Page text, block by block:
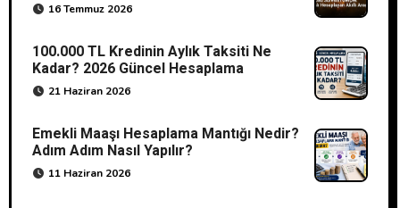
16 Temmuz 2026
100.000 TL Kredinin Aylık Taksiti Ne
Kadar? 2026 Güncel Hesaplama
21 Haziran 2026
Emekli Maaşı Hesaplama Mantığı Nedir?
Adım Adım Nasıl Yapılır?
11 Haziran 2026